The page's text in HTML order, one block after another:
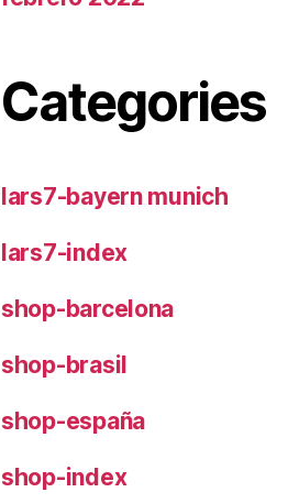
Categories
lars7-bayern munich
lars7-index
shop-barcelona
shop-brasil
shop-españa
shop-index